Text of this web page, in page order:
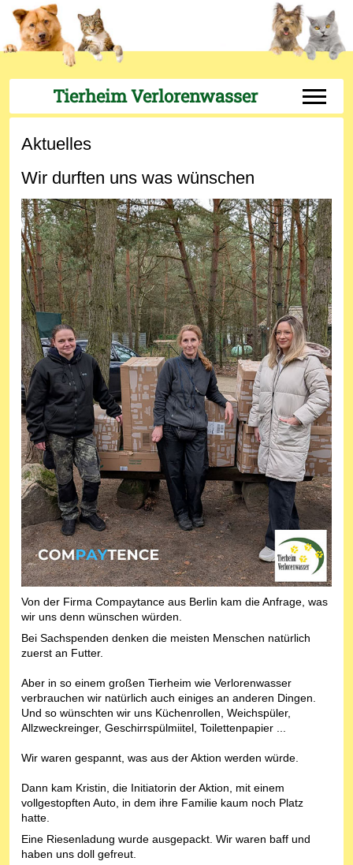
Tierheim Verlorenwasser Off-
Aktuelles
Wir durften uns was wünschen
Von der Firma Compaytance aus Berlin kam die Anfrage, was
wir uns denn wünschen würden.
Bei Sachspenden denken die meisten Menschen natürlich
zuerst an Futter.
Aber in so einem großen Tierheim wie Verlorenwasser
verbrauchen wir natürlich auch einiges an anderen Dingen.
Und so wünschten wir uns Küchenrollen, Weichspüler,
Allzweckreinger, Geschirrspülmiitel, Toilettenpapier ...
Wir waren gespannt, was aus der Aktion werden würde.
Dann kam Kristin, die Initiatorin der Aktion, mit einem
vollgestopften Auto, in dem ihre Familie kaum noch Platz
hatte.
Eine Riesenladung wurde ausgepackt. Wir waren baff und
haben uns doll gefreut.